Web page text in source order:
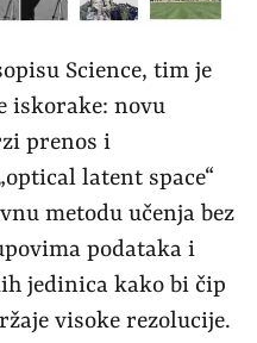
Science, tim je
iskorake: novu
prenos i
latent space“
metodu učenja bez
podataka i
jedinica kako bi čip
visoke rezolucije.